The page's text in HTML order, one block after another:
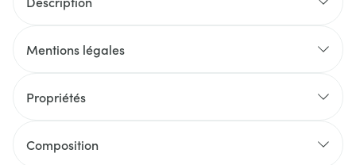
Mentions légales
Propriétés
Composition